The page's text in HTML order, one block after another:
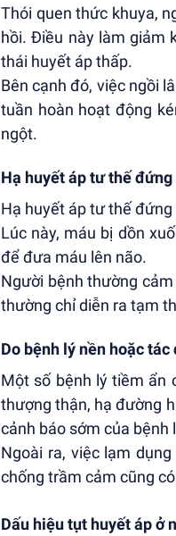
Thói quen thức khuya,
hồi. Điều này làm giảm
thái huyết áp thấp.
Bên cạnh đó, việc ngồi
tuần hoàn hoạt động
ngột.
Hạ huyết áp tư thế đứng
Hạ huyết áp tư thế
Lúc này, máu bị dồn
để đưa máu lên não.
Người bệnh thường
thường chỉ diễn ra tạm
Do bệnh lý nền hoặc
Một số bệnh lý tiềm ẩn
thượng thận, hạ đường
cảnh báo sớm của bệnh
Ngoài ra, việc lạm
chống trầm cảm cũng
Dấu hiệu tụt huyết áp ở